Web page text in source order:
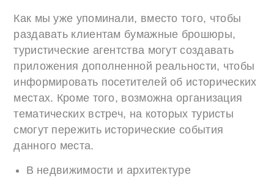
Как мы уже упоминали, вместо того, чтобы
раздавать клиентам бумажные брошюры,
туристические агентства могут создавать
приложения дополненной реальности, чтобы
информировать посетителей об исторических
местах. Кроме того, возможна организация
тематических встреч, на которых туристы
смогут пережить исторические события
данного места.
В недвижимости и архитектуре